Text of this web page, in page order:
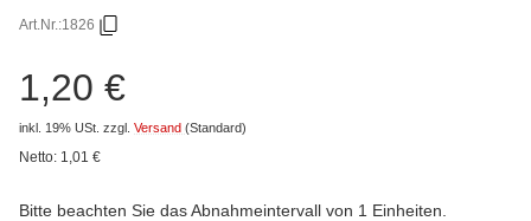
Art.Nr.:1826
1,20 €
inkl. 19% USt. zzgl. Versand (Standard)
Netto: 1,01 €
Bitte beachten Sie das Abnahmeintervall von 1 Einheiten.